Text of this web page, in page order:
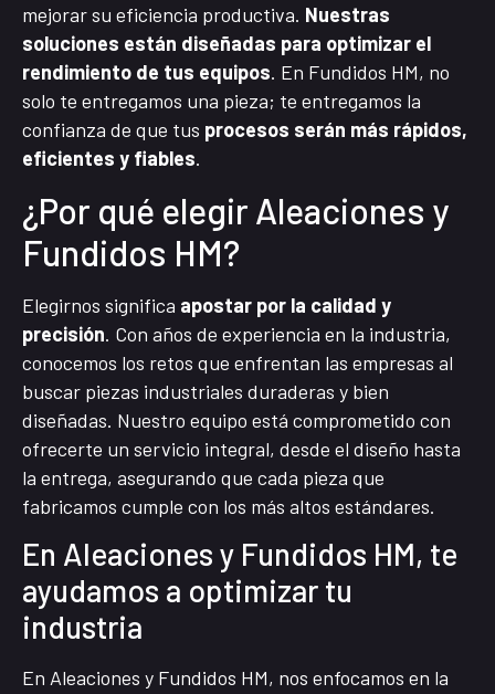
mejorar su eficiencia productiva. Nuestras
soluciones están diseñadas para optimizar el
rendimiento de tus equipos. En Fundidos HM, no
solo te entregamos una pieza; te entregamos la
confianza de que tus procesos serán más rápidos,
eficientes y fiables.
¿Por qué elegir Aleaciones y
Fundidos HM?
Elegirnos significa apostar por la calidad y
precisión. Con años de experiencia en la industria,
conocemos los retos que enfrentan las empresas al
buscar piezas industriales duraderas y bien
diseñadas. Nuestro equipo está comprometido con
ofrecerte un servicio integral, desde el diseño hasta
la entrega, asegurando que cada pieza que
fabricamos cumple con los más altos estándares.
En Aleaciones y Fundidos HM, te
ayudamos a optimizar tu
industria
En Aleaciones y Fundidos HM, nos enfocamos en la